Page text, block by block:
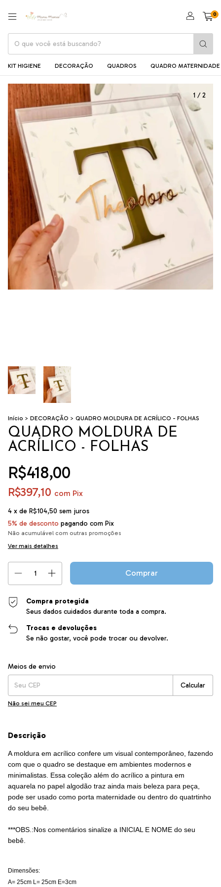
0
KIT HIGIENE DECORAÇÃO QUADROS QUADRO MATERNIDADE
1 /2
Início > DECORAÇÃO > QUADRO MOLDURA DE ACRÍLICO - FOLHAS
QUADRO MOLDURA DE
ACRÍLICO - FOLHAS
R$418,00
R$397,10 com Pix
4 x de R$104,50 sem juros
5% de desconto pagando com Pix
Não acumulável com outras promoções
Ver mais detalhes
Compra protegida
Seus dados cuidados durante toda a compra.
Trocas e devoluções
Se não gostar, você pode trocar ou devolver.
Entregas para o CEP:
Meios de envio
Calcular
Não sei meu CEP
Descrição
A moldura em acrílico confere um visual contemporâneo, fazendo
com que o quadro se destaque em ambientes modernos e
minimalistas. Essa coleção além do acrílico a pintura em
aquarela no papel algodão traz ainda mais beleza para peça,
pode ser usado como porta maternidade ou dentro do quatrtinho
do seu bebê.
***OBS.:Nos comentários sinalize a INICIAL E NOME do seu
bebê.
Dimensões:
A= 25cm L= 25cm E=3cm